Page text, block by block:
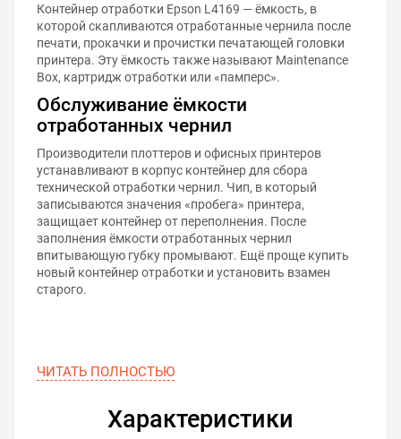
Контейнер отработки Epson L4169 — ёмкость, в
которой скапливаются отработанные чернила после
печати, прокачки и прочистки печатающей головки
принтера. Эту ёмкость также называют Maintenance
Box, картридж отработки или «памперс».
Обслуживание ёмкости
отработанных чернил
Производители плоттеров и офисных принтеров
устанавливают в корпус контейнер для сбора
технической отработки чернил. Чип, в который
записываются значения «пробега» принтера,
защищает контейнер от переполнения. После
заполнения ёмкости отработанных чернил
впитывающую губку промывают. Ещё проще купить
новый контейнер отработки и установить взамен
старого.
ЧИТАТЬ ПОЛНОСТЬЮ
Характеристики